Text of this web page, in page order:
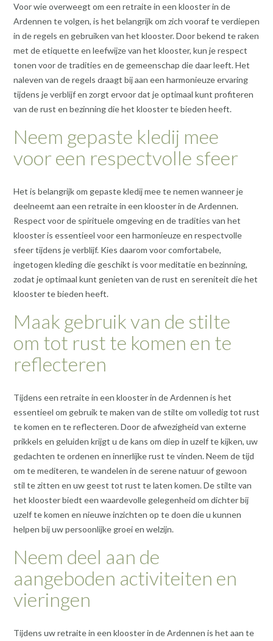
Voor wie overweegt om een retraite in een klooster in de
Ardennen te volgen, is het belangrijk om zich vooraf te verdiepen
in de regels en gebruiken van het klooster. Door bekend te raken
met de etiquette en leefwijze van het klooster, kun je respect
tonen voor de tradities en de gemeenschap die daar leeft. Het
naleven van de regels draagt bij aan een harmonieuze ervaring
tijdens je verblijf en zorgt ervoor dat je optimaal kunt profiteren
van de rust en bezinning die het klooster te bieden heeft.
Neem gepaste kledij mee
voor een respectvolle sfeer
Het is belangrijk om gepaste kledij mee te nemen wanneer je
deelneemt aan een retraite in een klooster in de Ardennen.
Respect voor de spirituele omgeving en de tradities van het
klooster is essentieel voor een harmonieuze en respectvolle
sfeer tijdens je verblijf. Kies daarom voor comfortabele,
ingetogen kleding die geschikt is voor meditatie en bezinning,
zodat je optimaal kunt genieten van de rust en sereniteit die het
klooster te bieden heeft.
Maak gebruik van de stilte
om tot rust te komen en te
reflecteren
Tijdens een retraite in een klooster in de Ardennen is het
essentieel om gebruik te maken van de stilte om volledig tot rust
te komen en te reflecteren. Door de afwezigheid van externe
prikkels en geluiden krijgt u de kans om diep in uzelf te kijken, uw
gedachten te ordenen en innerlijke rust te vinden. Neem de tijd
om te mediteren, te wandelen in de serene natuur of gewoon
stil te zitten en uw geest tot rust te laten komen. De stilte van
het klooster biedt een waardevolle gelegenheid om dichter bij
uzelf te komen en nieuwe inzichten op te doen die u kunnen
helpen bij uw persoonlijke groei en welzijn.
Neem deel aan de
aangeboden activiteiten en
vieringen
Tijdens uw retraite in een klooster in de Ardennen is het aan te